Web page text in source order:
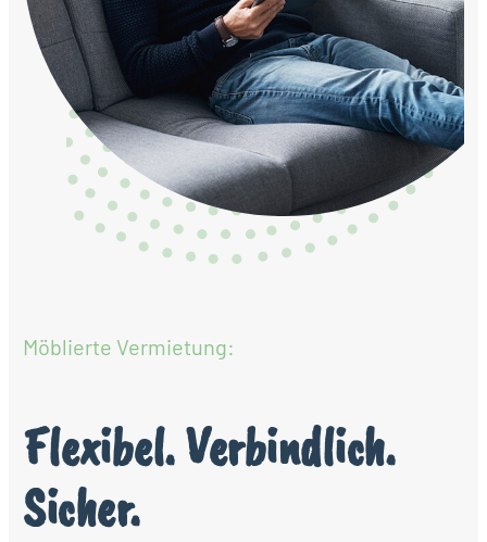
Flexibel. Verbindlich.
Sicher.
Möblierte Vermietung: